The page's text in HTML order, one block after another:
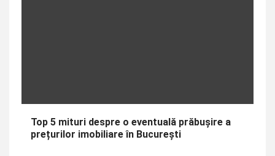
Top 5 mituri despre o eventuală prăbușire a
prețurilor imobiliare în București